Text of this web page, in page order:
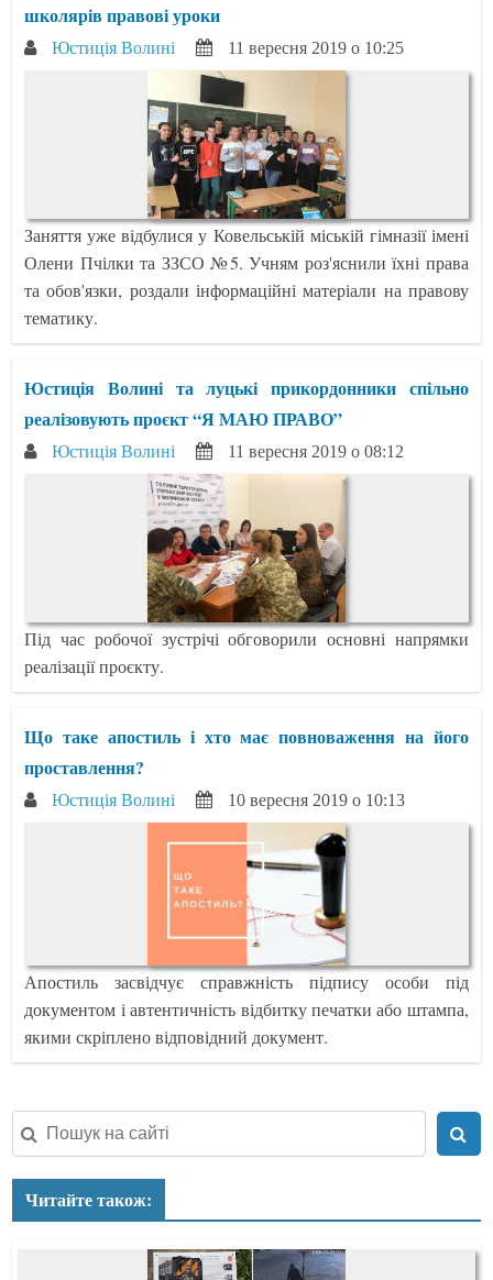
школярів правові уроки
Юстиція Волині 11 вересня 2019 о 10:25
Заняття уже відбулися у Ковельській міській гімназії імені
Олени Пчілки та ЗЗСО №5. Учням роз'яснили їхні права
та обов'язки, роздали інформаційні матеріали на правову
тематику.
Юстиція Волині та луцькі прикордонники спільно
реалізовують проєкт “Я МАЮ ПРАВО”
Юстиція Волині 11 вересня 2019 о 08:12
Під час робочої зустрічі обговорили основні напрямки
реалізації проєкту.
Що таке апостиль і хто має повноваження на його
проставлення?
Юстиція Волині 10 вересня 2019 о 10:13
Апостиль засвідчує справжність підпису особи під
документом і автентичність відбитку печатки або штампа,
якими скріплено відповідний документ.
Читайте також: